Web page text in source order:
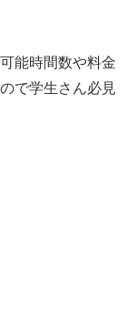
能時間数や料金
で学生さん必見